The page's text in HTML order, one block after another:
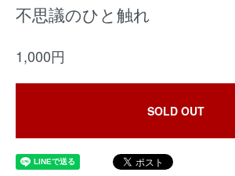
不思議のひと触れ
1,000円
SOLD OUT